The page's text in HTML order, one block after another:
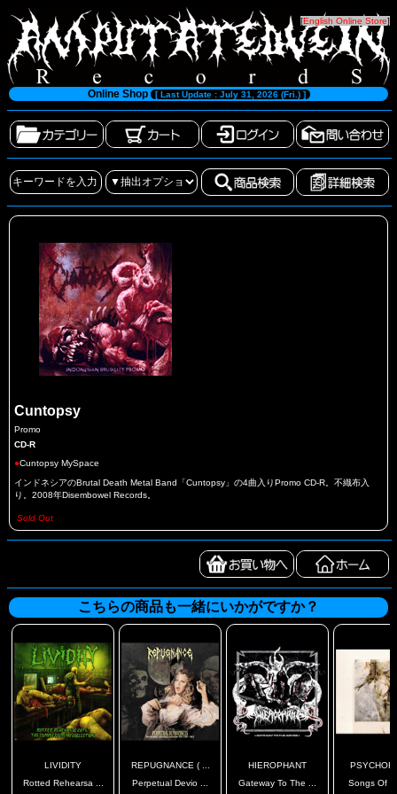
[English Online Store]
Online Shop [ Last Update : July 31, 2026 (Fri.) ]
Cuntopsy
Promo
CD-R
●Cuntopsy MySpace
インドネシアのBrutal Death Metal Band「Cuntopsy」の4曲入りPromo CD-R。不織布入
り。2008年Disembowel Records。
Sold Out
こちらの商品も一緒にいかがですか？
LIVIDITY
Rotted Rehearsa ...
REPUGNANCE ( ...
Perpetual Devio ...
HIEROPHANT
Gateway To The ...
Songs Of